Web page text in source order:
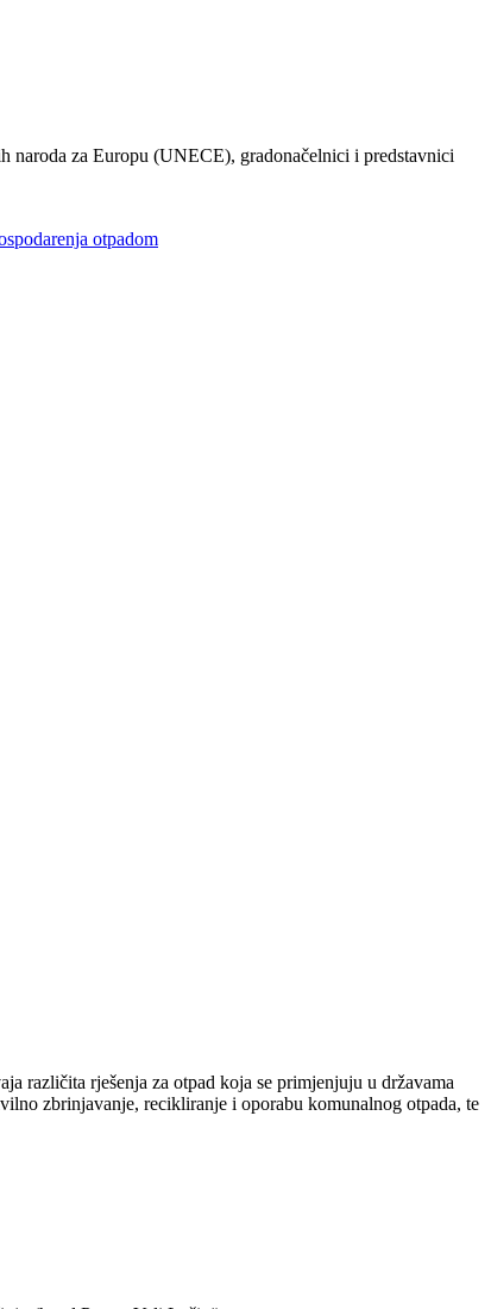
naroda za Europu (UNECE), gradonačelnici i predstavnici
otpadom
različita rješenja za otpad koja se primjenjuju u državama
zbrinjavanje, recikliranje i oporabu komunalnog otpada, te